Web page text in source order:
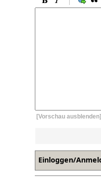
[Vorschau ausblenden]